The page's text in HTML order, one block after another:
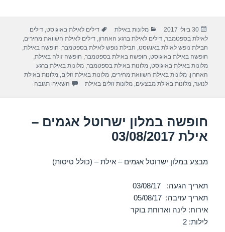
e
b
o
o
s
A
p
p
gr
a
m
e
פורסם
בתאריך
30 ביולי 2017 קטגוריות
מלונות באילת תגיות
דילים לאילת באוגוסט,דילים
לאילת בספטמבר,דילים לאילת ברגע האחרון,דילים לאילת השוואת מחירים,
חבילת נופש לאילת באוגוסט, חבילת נופש לאילת בספטמבר, חופשה באילת,
חופשה באילת באוגוסט, חופשה באילת בספטמבר, חופשה זולה באילת,
מלונות באילת באוגוסט,מלונות באילת בספטמבר,מלונות באילת ברגע
האחרון,מלונות באילת השוואת מחירים,מלונות באילת זולים,מלונות באילת
לנוער,מלונות באילת מבצעים,מלונות זולים באילת השאירו תגובה
חופשה במלון ישרוטל אגמים –
אילת 03/08/2017
מבצע במלון ישרוטל אגמים – אילת – (כולל טיסות)
תאריך הגעה: 03/08/17
תאריך עזיבה: 05/08/17
אירוח: לינה וארוחת בוקר
לילות: 2